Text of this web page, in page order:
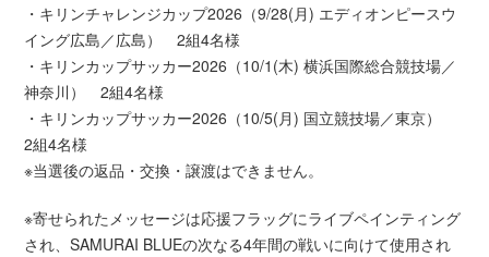
・キリンチャレンジカップ2026（9/28(月) エディオンピースウ
イング広島／広島） 2組4名様
・キリンカップサッカー2026（10/1(木) 横浜国際総合競技場／
神奈川） 2組4名様
・キリンカップサッカー2026（10/5(月) 国立競技場／東京）
2組4名様
※当選後の返品・交換・譲渡はできません。
※寄せられたメッセージは応援フラッグにライブペインティング
され、SAMURAI BLUEの次なる4年間の戦いに向けて使用され